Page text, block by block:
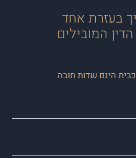
בעזרת אחד
המובילים
הינם שדות חובה